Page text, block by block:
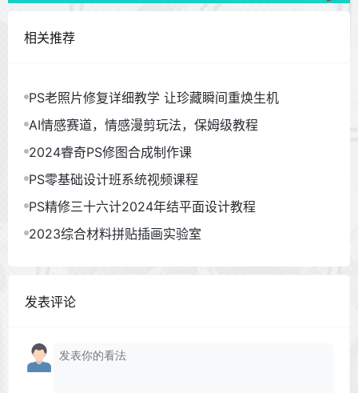
相关推荐
PS老照片修复详细教学 让珍藏瞬间重焕生机
AI情感赛道，情感漫剪玩法，保姆级教程
2024睿奇PS修图合成制作课
PS零基础设计班系统视频课程
PS精修三十六计2024年结平面设计教程
2023综合材料拼贴插画实验室
发表评论